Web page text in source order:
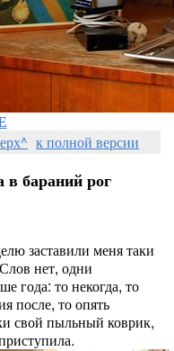
к полной версии
в бараний рог
заставили меня таки
нет, одни
года: то некогда, то
после, то опять
свой пыльный коврик,